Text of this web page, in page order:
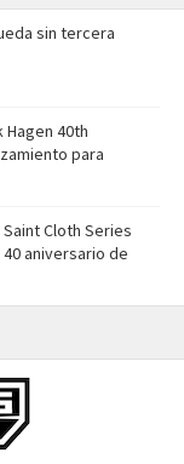
sin tercera
Hagen 40th
para
Cloth Series
aniversario de